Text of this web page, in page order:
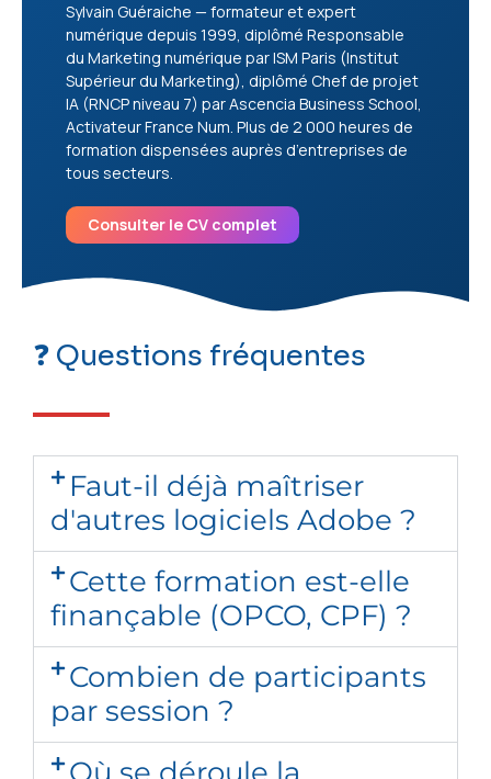
Sylvain Guéraiche — formateur et expert
numérique depuis 1999, diplômé Responsable
du Marketing numérique par ISM Paris (Institut
Supérieur du Marketing), diplômé Chef de projet
IA (RNCP niveau 7) par Ascencia Business School,
Activateur France Num. Plus de 2 000 heures de
formation dispensées auprès d’entreprises de
tous secteurs.
Consulter le CV complet
❓ Questions fréquentes
Faut-il déjà maîtriser
d'autres logiciels Adobe ?
Cette formation est-elle
finançable (OPCO, CPF) ?
Combien de participants
par session ?